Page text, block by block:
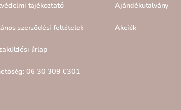
tájékoztató
szerződési feltételek
űrlap
06 30 309 0301
Ajándékutalvány
Akciók